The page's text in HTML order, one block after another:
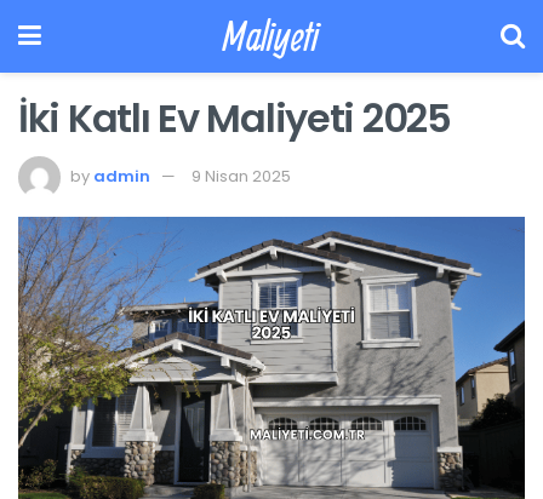
Maliyeti
İki Katlı Ev Maliyeti 2025
by admin 9 Nisan 2025